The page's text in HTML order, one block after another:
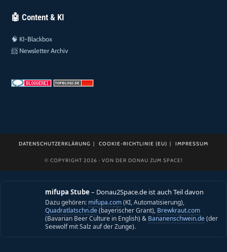
🤖 Content & KI
🧠 KI-Blackbox
📨 Newsletter Archiv
DATENSCHUTZERKLÄRUNG COOKIE-RICHTLINIE (EU) IMPRESSUM
© COPYRIGHT 2026 · VON DER DONAU ZUM SPACE!
mifupa Stube – Donau2Space.de ist auch Teil davon
Dazu gehören: mifupa.com(KI, Automatisierung),
Quadratlatschn.de(bayerischer Grant), Brewkraut.com
(Bavarian Beer Culture in English) & Bananenschwein.de(der
Seewolf mit Salz auf der Zunge).